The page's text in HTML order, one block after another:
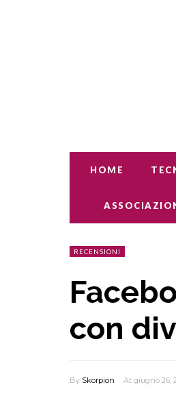
HOME
RECENSIONI
con
By Skorpion At giugno 26,